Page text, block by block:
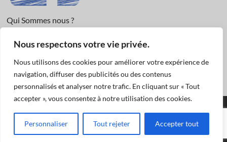
Nous respectons votre vie privée.
Nous utilisons des cookies pour améliorer votre expérience de
navigation, diffuser des publicités ou des contenus
personnalisés et analyser notre trafic. En cliquant sur « Tout
accepter », vous consentez à notre utilisation des cookies.
Personnaliser Tout rejeter Accepter tout
Qui Sommes nous ?
Informations légales et Protection des données.
Nous Contacter
Données Personnelles: